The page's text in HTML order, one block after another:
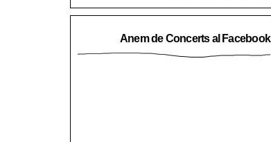
Anem de Concerts al Facebook